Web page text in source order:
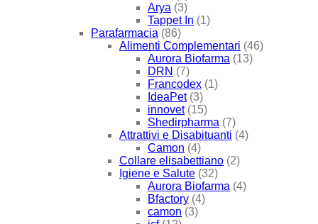
Arya (3)
Tappet In (1)
Parafarmacia (86)
Alimenti Complementari (46)
Aurora Biofarma (13)
DRN (7)
Francodex (1)
IdeaPet (3)
innovet (15)
Shedirpharma (7)
Attrattivi e Disabituanti (4)
Camon (4)
Collare elisabettiano (2)
Igiene e Salute (32)
Aurora Biofarma (4)
Bfactory (4)
camon (3)